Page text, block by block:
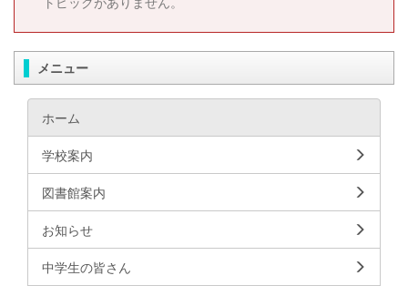
メニュー
ホーム
学校案内
図書館案内
お知らせ
中学生の皆さん